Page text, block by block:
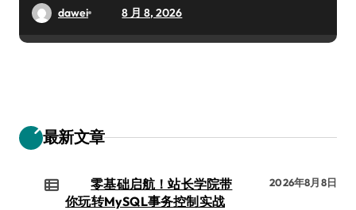
dawei 8 月 8, 2026
最新文章
零基础启航！站长学院带
你玩转MySQL事务控制实战
2026年8月8日